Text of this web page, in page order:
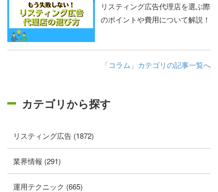
リスティング広告代理店を選ぶ際
のポイントや費用について解説！
「コラム」カテゴリの記事一覧へ
カテゴリから探す
リスティング広告 (1872)
業界情報 (291)
運用テクニック (665)